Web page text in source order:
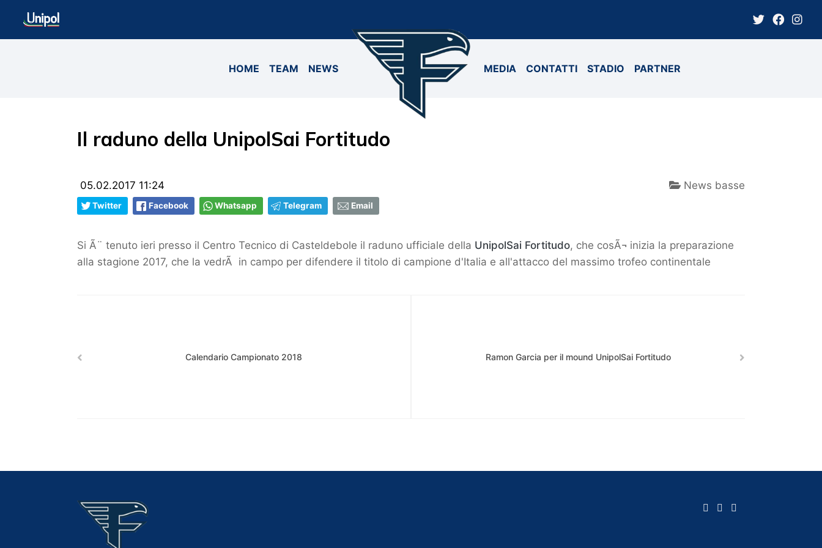
HOME TEAM NEWS MEDIA CONTATTI STADIO PARTNER
Il raduno della UnipolSai Fortitudo
05.02.2017 11:24 News basse
Twitter Facebook Whatsapp Telegram Email
Si Ã¨ tenuto ieri presso il Centro Tecnico di Casteldebole il raduno ufficiale della UnipolSai Fortitudo, che cosÃ¬ inizia la preparazione
alla stagione 2017, che la vedrÃ in campo per difendere il titolo di campione d'Italia e all'attacco del massimo trofeo continentale
Calendario Campionato 2018 Ramon Garcia per il mound UnipolSai Fortitudo